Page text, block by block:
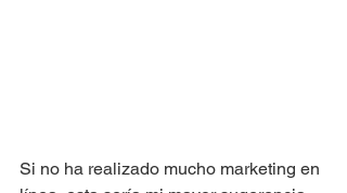
Si no ha realizado mucho marketing en